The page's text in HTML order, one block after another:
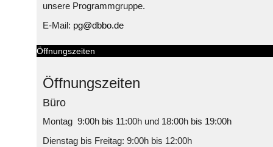
unsere Programmgruppe.
E-Mail: pg@dbbo.de
Öffnungszeiten
Öffnungszeiten
Büro
Montag 9:00h bis 11:00h und 18:00h bis 19:00h
Dienstag bis Freitag: 9:00h bis 12:00h